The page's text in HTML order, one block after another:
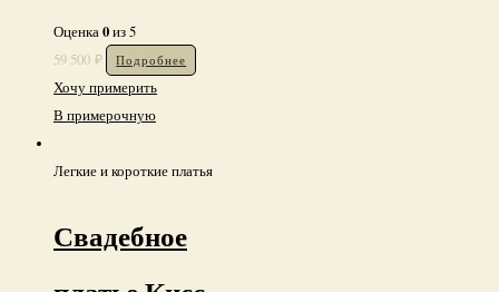
Оценка0из 5
59 500 ₽ Подробнее
Хочу примерить
В примерочную
Легкие и короткие платья
Свадебное